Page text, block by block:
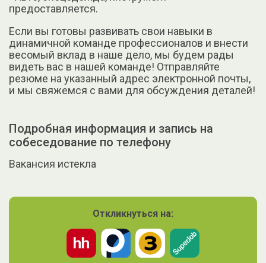
предоставляется.
Если вы готовы развивать свои навыки в
динамичной команде профессионалов и внести
весомый вклад в наше дело, мы будем рады
видеть вас в нашей команде! Отправляйте
резюме на указанный адрес электронной почты,
и мы свяжемся с вами для обсуждения деталей!
Подробная информация и запись на
собеседование по телефону
Вакансия истекла
Откликнуться на: